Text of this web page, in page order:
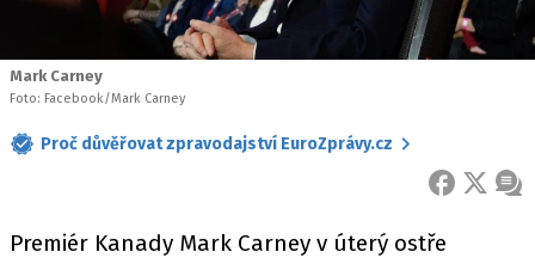
Mark Carney
Foto: Facebook/Mark Carney
Proč důvěřovat zpravodajství EuroZprávy.cz
FACEBOOK
X
Premiér Kanady Mark Carney v úterý ostře